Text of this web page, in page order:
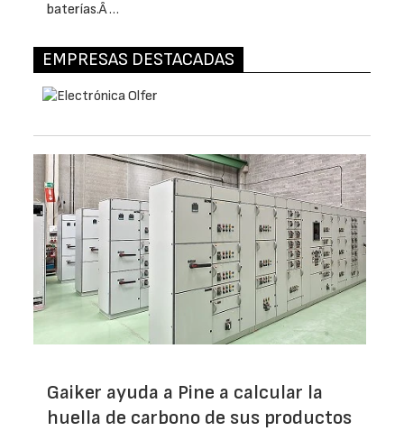
baterías.Â …
EMPRESAS DESTACADAS
Gaiker ayuda a Pine a calcular la
huella de carbono de sus productos